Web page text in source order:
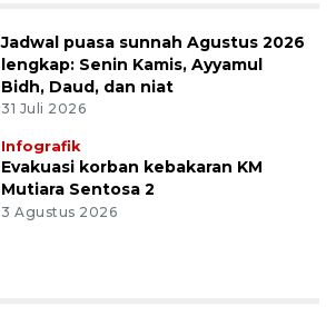
Jadwal puasa sunnah Agustus 2026
lengkap: Senin Kamis, Ayyamul
Bidh, Daud, dan niat
31 Juli 2026
Infografik
Evakuasi korban kebakaran KM
Mutiara Sentosa 2
3 Agustus 2026